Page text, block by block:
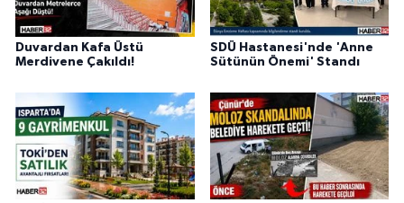
Duvardan Kafa Üstü
Merdivene Çakıldı!
SDÜ Hastanesi'nde 'Anne
Sütünün Önemi' Standı